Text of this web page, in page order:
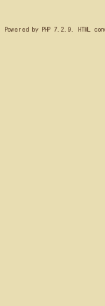
Powered by PHP 7.2.9. HTML